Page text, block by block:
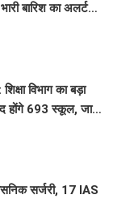
बारिश का अलर्ट
विभाग का बड़ा
होंगे 693 स्कूल, जाने
सर्जरी, 17 IAS